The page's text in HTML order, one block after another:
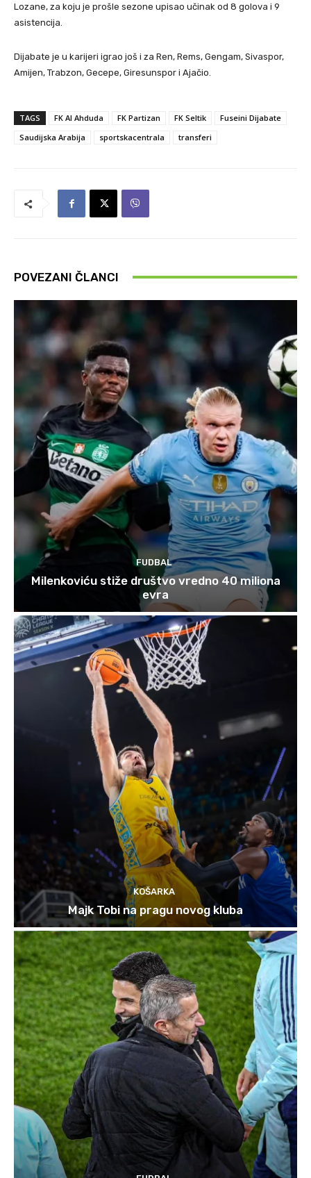
Lozane, za koju je prošle sezone upisao učinak od 8 golova i 9
asistencija.
Dijabate je u karijeri igrao još i za Ren, Rems, Gengam, Sivaspor,
Amijen, Trabzon, Gecepe, Giresunspor i Ajačio.
TAGS FK Al Ahduda FK Partizan FK Seltik
Fuseini Dijabate
Saudijska Arabija
sportskacentrala transferi
POVEZANI ČLANCI
FUDBAL
Milenkoviću stiže društvo vredno 40 miliona
evra
KOŠARKA
Majk Tobi na pragu novog kluba